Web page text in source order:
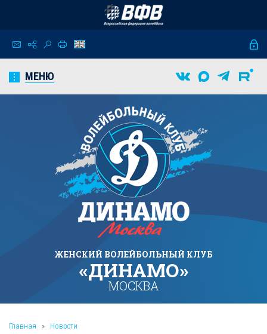
МЕНЮ
ЖЕНСКИЙ ВОЛЕЙБОЛЬНЫЙ КЛУБ
«ДИНАМО»
МОСКВА
Главная » Новости